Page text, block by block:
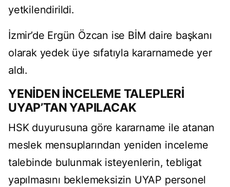
yetkilendirildi.
İzmir’de Ergün Özcan ise BİM daire başkanı
olarak yedek üye sıfatıyla kararnamede yer
aldı.
YENİDEN İNCELEME TALEPLERİ
UYAP’TAN YAPILACAK
HSK duyurusuna göre kararname ile atanan
meslek mensuplarından yeniden inceleme
talebinde bulunmak isteyenlerin, tebligat
yapılmasını beklemeksizin UYAP personel